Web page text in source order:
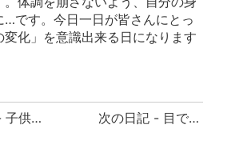
…です。今日一日が皆さんにとっ
変化」を意識出来る日になります
前の日記 - 子供心を大切に 次の日記 - 目で楽しむ